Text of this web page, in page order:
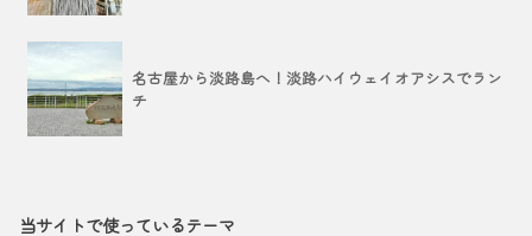
名古屋から淡路島へ！淡路ハイウェイオアシスでラン
チ
当サイトで使っているテーマ